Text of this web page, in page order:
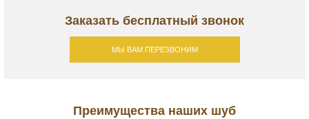
Заказать бесплатный звонок
МЫ ВАМ ПЕРЕЗВОНИМ
Преимущества наших шуб